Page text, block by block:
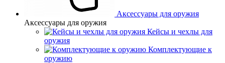
Аксессуары для оружия
Аксессуары для оружия
Кейсы и чехлы для
оружия
Комплектующие к
оружию